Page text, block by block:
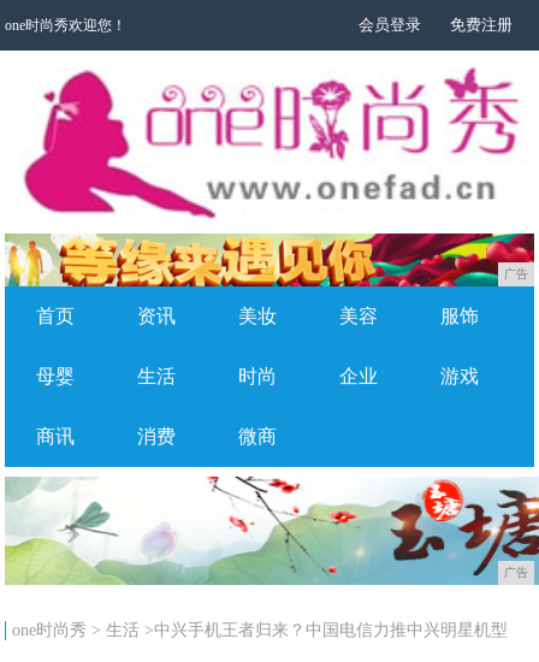
one时尚秀欢迎您！ 会员登录 免费注册
广告
首页 资讯 美妆 美容 服饰
母婴 生活 时尚 企业 游戏
商讯 消费 微商
广告
one时尚秀 >生活 >中兴手机王者归来？中国电信力推中兴明星机型